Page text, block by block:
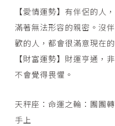
【愛情運勢】有伴侶的人
滿著無法形容的親密。沒
歡的人，都會很滿意現在
【財富運勢】財運亨通，
不會覺得畏懼。
天秤座：命運之輪：團團
手上